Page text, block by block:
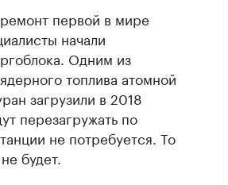
первой в мире
начали
Одним из
топлива атомной
загрузили в 2018
перезагружать по
не потребуется. То
будет.